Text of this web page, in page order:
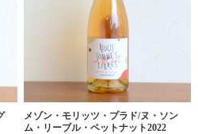
メゾン・モリッツ・プラド/ヌ・ソン
ム・リーブル・ペットナット2022